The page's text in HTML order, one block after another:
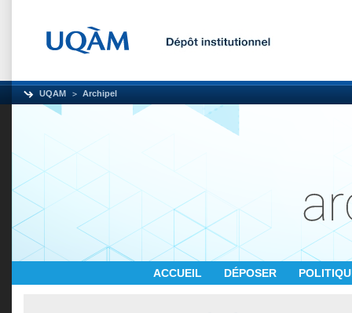
UQAM Archipel
ACCUEIL DÉPOSER